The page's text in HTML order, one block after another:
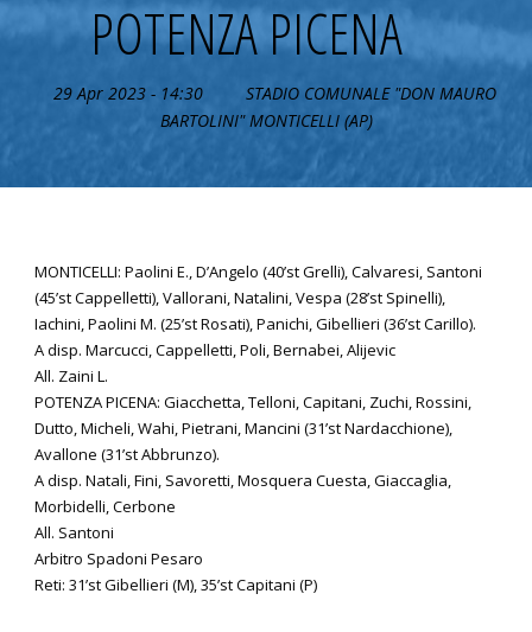
POTENZA PICENA
29 Apr 2023 - 14:30
STADIO COMUNALE "DON MAURO
BARTOLINI" MONTICELLI (AP)
MONTICELLI: Paolini E., D’Angelo (40’st Grelli), Calvaresi, Santoni
(45’st Cappelletti), Vallorani, Natalini, Vespa (28’st Spinelli),
Iachini, Paolini M. (25’st Rosati), Panichi, Gibellieri (36’st Carillo).
A disp. Marcucci, Cappelletti, Poli, Bernabei, Alijevic
All. Zaini L.
POTENZA PICENA: Giacchetta, Telloni, Capitani, Zuchi, Rossini,
Dutto, Micheli, Wahi, Pietrani, Mancini (31’st Nardacchione),
Avallone (31’st Abbrunzo).
A disp. Natali, Fini, Savoretti, Mosquera Cuesta, Giaccaglia,
Morbidelli, Cerbone
All. Santoni
Arbitro Spadoni Pesaro
Reti: 31’st Gibellieri (M), 35’st Capitani (P)